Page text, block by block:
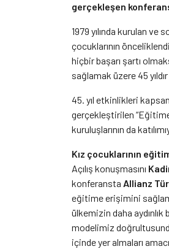
gerçekleşen
1979 yılında kurulan
çocuklarının
hiçbir başarı şartı
sağlamak üzere 45
45. yıl etkinlikleri
gerçekleştirilen
kuruluşlarının da
Kız çocuklarının
Açılış konuşmasını
konferansta Allianz
eğitime erişimini
ülkemizin daha
modelimiz
içinde yer almaları